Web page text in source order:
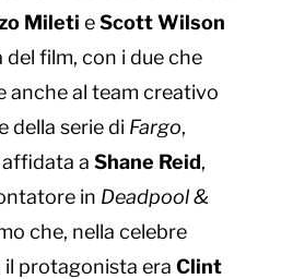
Mileti eScott Wilson
film, con i due che
anche al team creativo
della serie di Fargo,
a Shane Reid,
in Deadpool &
che, nella celebre
il protagonista era Clint